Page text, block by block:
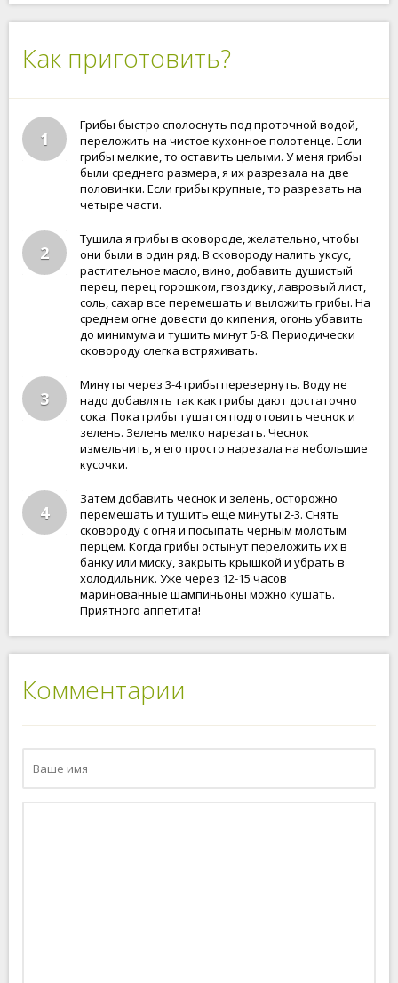
Как приготовить?
1
Грибы быстро сполоснуть под проточной водой,
переложить на чистое кухонное полотенце. Если
грибы мелкие, то оставить целыми. У меня грибы
были среднего размера, я их разрезала на две
половинки. Если грибы крупные, то разрезать на
четыре части.
2
Тушила я грибы в сковороде, желательно, чтобы
они были в один ряд. В сковороду налить уксус,
растительное масло, вино, добавить душистый
перец, перец горошком, гвоздику, лавровый лист,
соль, сахар все перемешать и выложить грибы. На
среднем огне довести до кипения, огонь убавить
до минимума и тушить минут 5-8. Периодически
сковороду слегка встряхивать.
3
Минуты через 3-4 грибы перевернуть. Воду не
надо добавлять так как грибы дают достаточно
сока. Пока грибы тушатся подготовить чеснок и
зелень. Зелень мелко нарезать. Чеснок
измельчить, я его просто нарезала на небольшие
кусочки.
4
Затем добавить чеснок и зелень, осторожно
перемешать и тушить еще минуты 2-3. Снять
сковороду с огня и посыпать черным молотым
перцем. Когда грибы остынут переложить их в
банку или миску, закрыть крышкой и убрать в
холодильник. Уже через 12-15 часов
маринованные шампиньоны можно кушать.
Приятного аппетита!
Комментарии